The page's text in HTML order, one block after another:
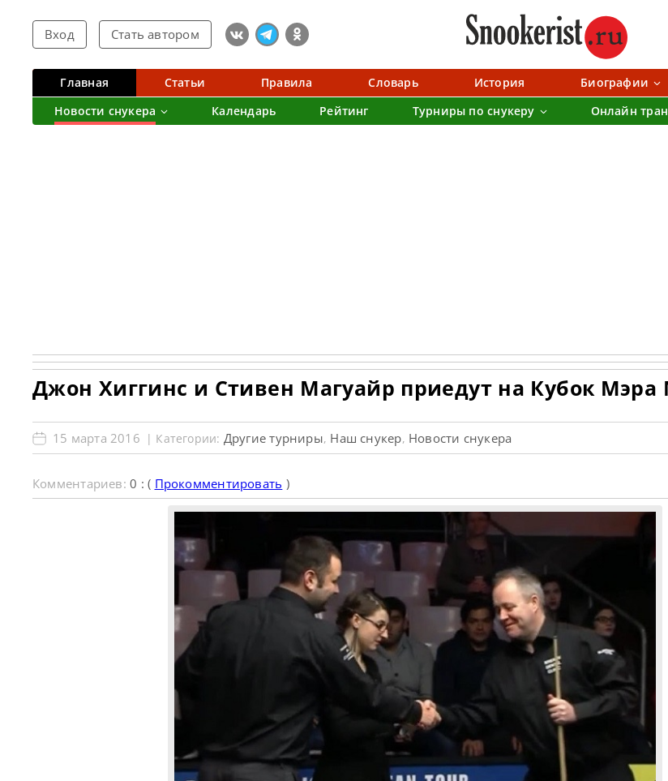
Вход Стать автором
Главная Статьи Правила Словарь История Биографии
Новости снукера
Календарь Рейтинг Турниры по снукеру Онлайн
Джон Хиггинс и Стивен Магуайр приедут на Кубок Мэра
15 марта 2016 | Категории: Другие турниры, Наш снукер, Новости снукера
Комментариев:0 : ( Прокомментировать )